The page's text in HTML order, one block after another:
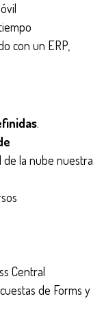
con un ERP,
.
de la nube nuestra
Central
de Forms y